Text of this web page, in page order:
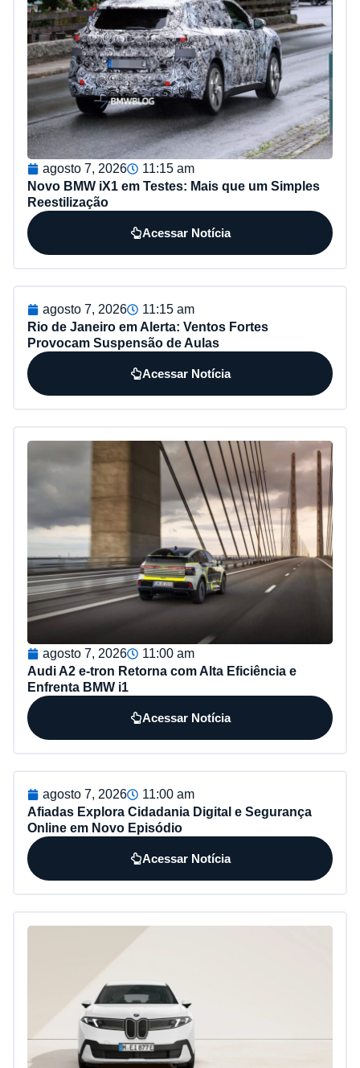
agosto 7, 2026
11:15 am
Novo BMW iX1 em Testes: Mais que um Simples
Reestilização
Acessar Notícia
agosto 7, 2026
11:15 am
Rio de Janeiro em Alerta: Ventos Fortes
Provocam Suspensão de Aulas
Acessar Notícia
agosto 7, 2026
11:00 am
Audi A2 e-tron Retorna com Alta Eficiência e
Enfrenta BMW i1
Acessar Notícia
agosto 7, 2026
11:00 am
Afiadas Explora Cidadania Digital e Segurança
Online em Novo Episódio
Acessar Notícia